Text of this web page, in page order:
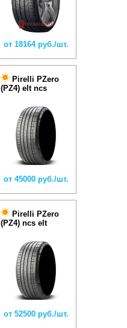
от 18164 руб./шт.
Pirelli PZero
(PZ4) elt ncs
от 45000 руб./шт.
Pirelli PZero
(PZ4) ncs elt
от 52500 руб./шт.